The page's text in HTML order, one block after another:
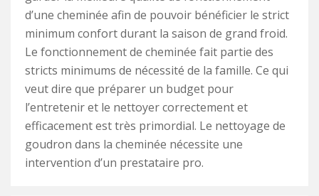
d’une cheminée afin de pouvoir bénéficier le strict
minimum confort durant la saison de grand froid.
Le fonctionnement de cheminée fait partie des
stricts minimums de nécessité de la famille. Ce qui
veut dire que préparer un budget pour
l’entretenir et le nettoyer correctement et
efficacement est très primordial. Le nettoyage de
goudron dans la cheminée nécessite une
intervention d’un prestataire pro.